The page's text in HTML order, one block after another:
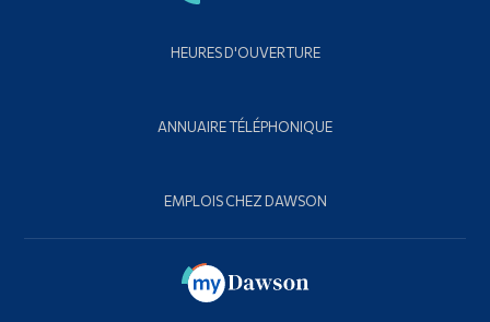
HEURES D'OUVERTURE
ANNUAIRE TÉLÉPHONIQUE
EMPLOIS CHEZ DAWSON